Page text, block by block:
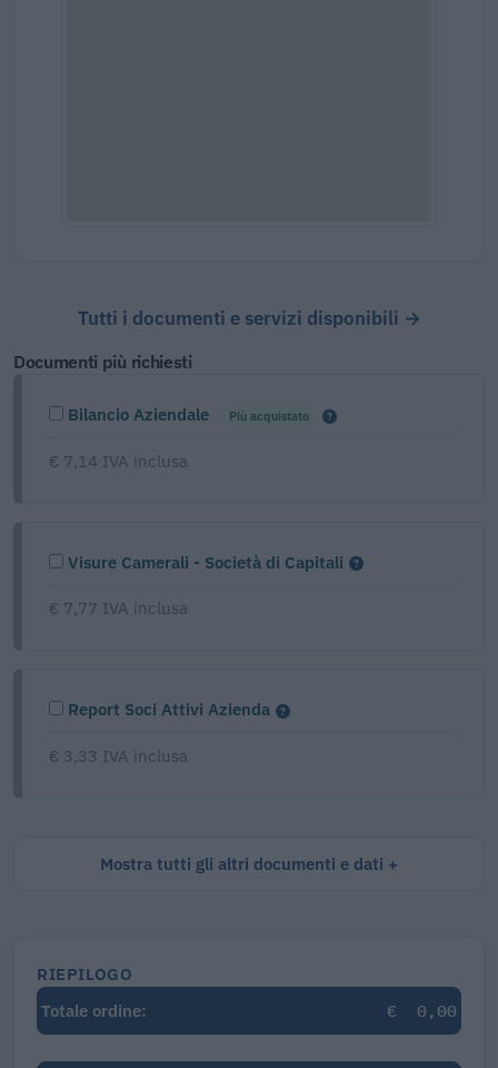
Tutti i documenti e servizi disponibili →
Documenti più richiesti
Bilancio Aziendale Più acquistato
€ 7,14 IVA inclusa
Visure Camerali - Società di Capitali
€ 7,77 IVA inclusa
Report Soci Attivi Azienda
€ 3,33 IVA inclusa
Mostra tutti gli altri documenti e dati
RIEPILOGO
Totale ordine:
€ 0,00